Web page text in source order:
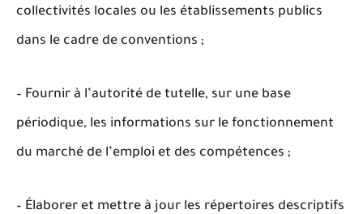
collectivités locales ou les établissements publics
dans le cadre de conventions ;
– Fournir à l’autorité de tutelle, sur une base
périodique, les informations sur le fonctionnement
du marché de l’emploi et des compétences ;
– Élaborer et mettre à jour les répertoires descriptifs